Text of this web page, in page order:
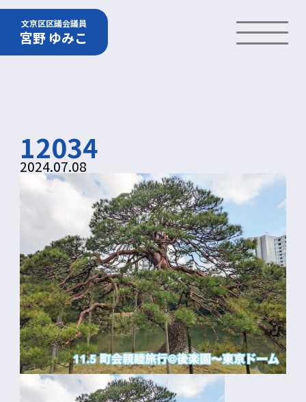
文京区区議会議員
宮野 ゆみこ
12034
2024.07.08